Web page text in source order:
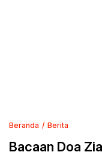
Beranda Berita
Bacaan Doa